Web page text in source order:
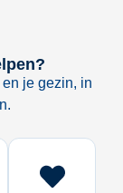
je gezin, in